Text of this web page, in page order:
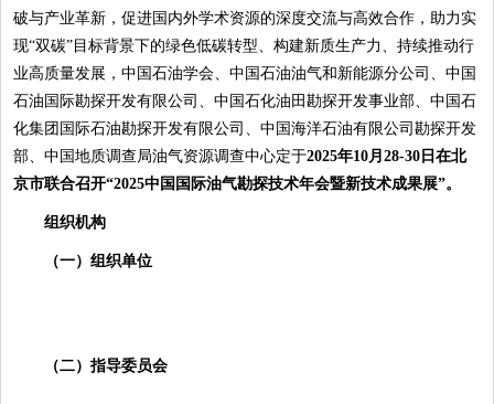
破与产业革新，促进国内外学术资源的深度交流与高效合作，助力实
现“双碳”目标背景下的绿色低碳转型、构建新质生产力、持续推动行
业高质量发展，中国石油学会、中国石油油气和新能源分公司、中国
石油国际勘探开发有限公司、中国石化油田勘探开发事业部、中国石
化集团国际石油勘探开发有限公司、中国海洋石油有限公司勘探开发
部、中国地质调查局油气资源调查中心定于2025年10月28-30日在北
京市联合召开“2025中国国际油气勘探技术年会暨新技术成果展”。
组织机构
（一）组织单位
（二）指导委员会